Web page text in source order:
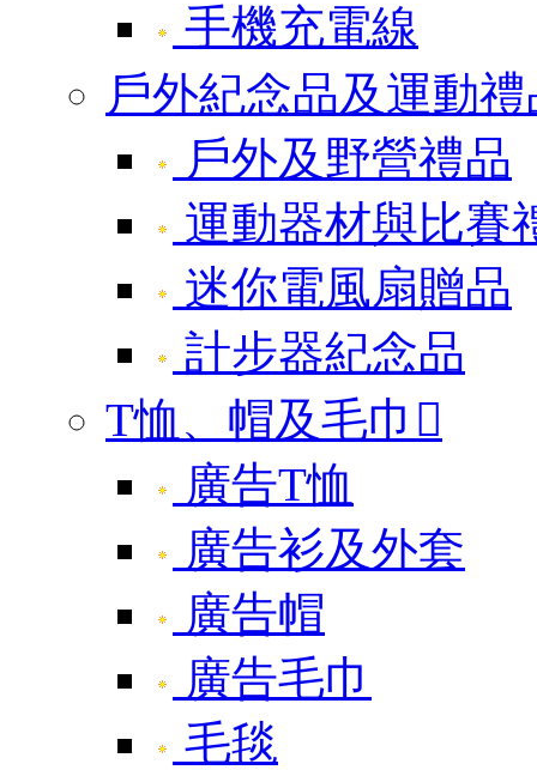
手機充電線
戶外紀念品及運動
戶外及野營禮品
運動器材與比賽
迷你電風扇贈品
計步器紀念品
T恤、帽及毛巾 
廣告T恤
廣告衫及外套
廣告帽
廣告毛巾
毛毯